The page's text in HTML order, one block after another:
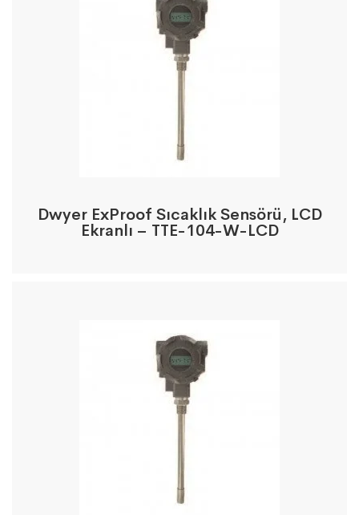
Dwyer ExProof Sıcaklık Sensörü, LCD
Ekranlı – TTE-104-W-LCD